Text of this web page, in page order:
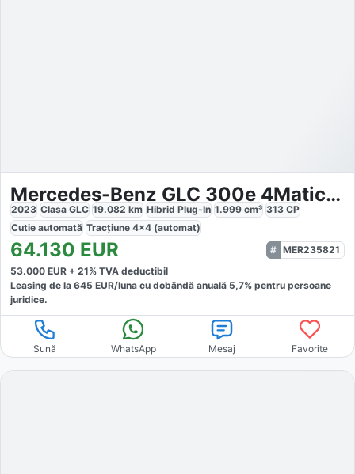
Mercedes-Benz GLC 300e 4Matic PHEV
2023 Clasa GLC 19.082 km Hibrid Plug-In 1.999 cm³ 313 CP
Cutie automată Tracțiune 4x4 (automat)
64.130 EUR
MER235821
53.000 EUR + 21% TVA deductibil
Leasing de la 645 EUR/luna cu dobăndă anuală 5,7% pentru persoane
juridice.
Sună WhatsApp Mesaj Favorite